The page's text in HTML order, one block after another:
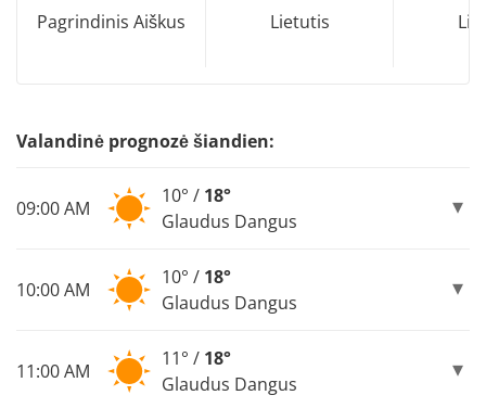
Pagrindinis Aiškus Lietutis
Valandinė prognozė šiandien:
09:00 AM
10° / 18°
Glaudus Dangus
10:00 AM
10° / 18°
Glaudus Dangus
11:00 AM
11° / 18°
Glaudus Dangus